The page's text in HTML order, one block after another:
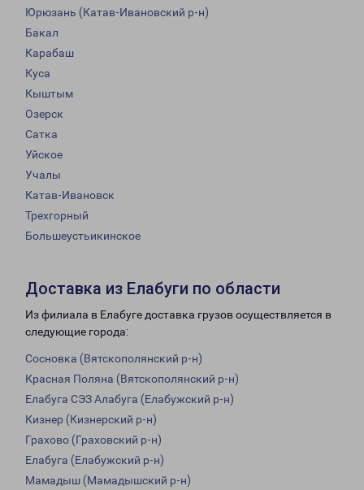
Юрюзань (Катав-Ивановский р-н)
Бакал
Карабаш
Куса
Кыштым
Озерск
Сатка
Уйское
Учалы
Катав-Ивановск
Трехгорный
Большеустьикинское
Доставка из Елабуги по области
Из филиала в Елабуге доставка грузов осуществляется в
следующие города:
Сосновка (Вятскополянский р-н)
Красная Поляна (Вятскополянский р-н)
Елабуга СЭЗ Алабуга (Елабужский р-н)
Кизнер (Кизнерский р-н)
Грахово (Граховский р-н)
Елабуга (Елабужский р-н)
Мамадыш (Мамадышский р-н)